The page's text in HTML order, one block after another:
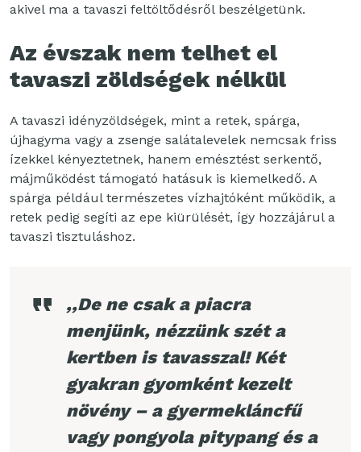
akivel ma a tavaszi feltöltődésről beszélgetünk.
Az évszak nem telhet el
tavaszi zöldségek nélkül
A tavaszi idényzöldségek, mint a retek, spárga,
újhagyma vagy a zsenge salátalevelek nemcsak friss
ízekkel kényeztetnek, hanem emésztést serkentő,
májműködést támogató hatásuk is kiemelkedő. A
spárga például természetes vízhajtóként működik, a
retek pedig segíti az epe kiürülését, így hozzájárul a
tavaszi tisztuláshoz.
,,De ne csak a piacra
menjünk, nézzünk szét a
kertben is tavasszal! Két
gyakran gyomként kezelt
növény – a gyermekláncfű
vagy pongyola pitypang és a